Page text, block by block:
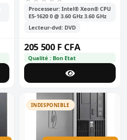
Processeur: Intel® Xeon® CPU
E5-1620 0 @ 3.60 GHz 3.60 GHz
Lecteur-dvd: DVD
205 500 F CFA
Qualité : Bon Etat
INDISPONIBLE